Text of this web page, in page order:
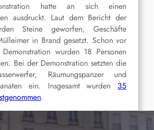
hatte an sich einen
ausdruckt. Laut dem Bericht der
Steine geworfen, Geschäfte
in Brand gesetzt. Schon vor
wurden 18 Personen
Bei der Demonstration setzten die
Räumungspanzer und
ein. Insgesamt wurden 35
.